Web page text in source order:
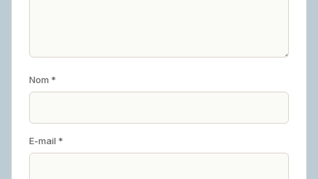
Nom *
E-mail *